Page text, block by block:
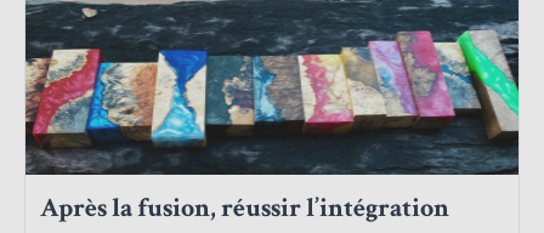
Après la fusion, réussir l’intégration